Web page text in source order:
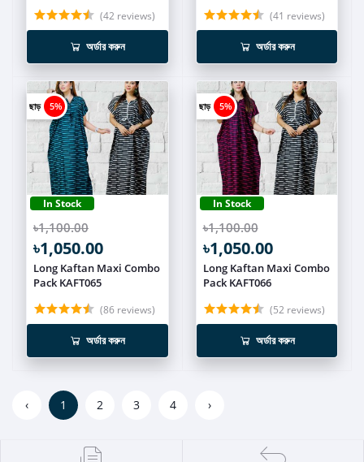
(42 reviews)
অর্ডার করুন
(41 reviews)
অর্ডার করুন
ছাড় 5%
In Stock
৳1,100.00
৳1,050.00
Long Kaftan Maxi Combo
Pack KAFT065
(86 reviews)
অর্ডার করুন
ছাড় 5%
In Stock
৳1,100.00
৳1,050.00
Long Kaftan Maxi Combo
Pack KAFT066
(52 reviews)
অর্ডার করুন
‹ 1 2 3 4 ›